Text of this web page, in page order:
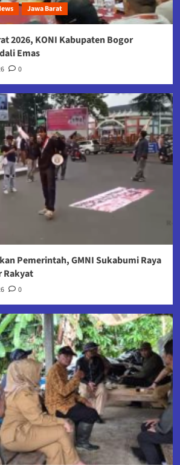
Jawa Barat
2026, KONI Kabupaten Bogor
Emas
0
Pemerintah, GMNI Sukabumi Raya
Rakyat
0